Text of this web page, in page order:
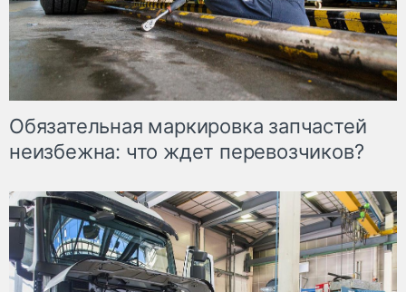
Обязательная маркировка запчастей
неизбежна: что ждет перевозчиков?